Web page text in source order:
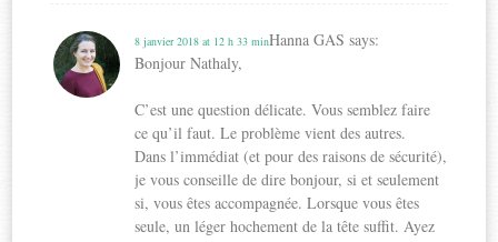
Hanna GAS says:
8 janvier 2018 at 12 h 33 min
Bonjour Nathaly,
C’est une question délicate. Vous semblez faire
ce qu’il faut. Le problème vient des autres.
Dans l’immédiat (et pour des raisons de sécurité),
je vous conseille de dire bonjour, si et seulement
si, vous êtes accompagnée. Lorsque vous êtes
seule, un léger hochement de la tête suffit. Ayez